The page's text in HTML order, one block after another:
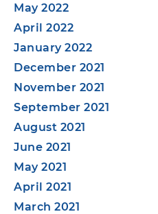
May 2022
April 2022
January 2022
December 2021
November 2021
September 2021
August 2021
June 2021
May 2021
April 2021
March 2021